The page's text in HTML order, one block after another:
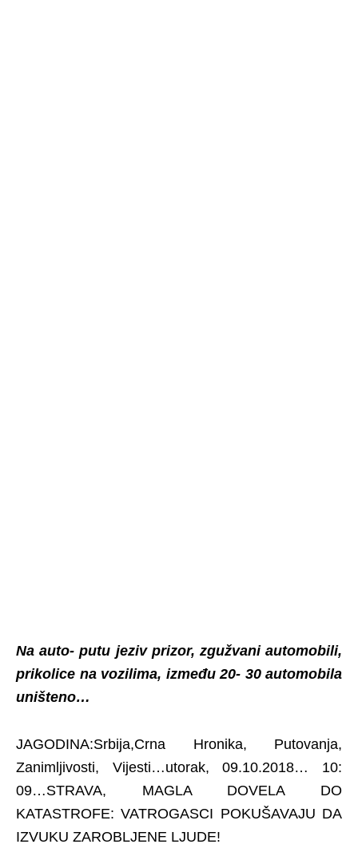
Na auto- putu jeziv prizor, zgužvani automobili,
prikolice na vozilima, između 20- 30 automobila
uništeno…
JAGODINA:Srbija,Crna Hronika, Putovanja,
Zanimljivosti, Vijesti…utorak, 09.10.2018… 10:
09…STRAVA, MAGLA DOVELA DO
KATASTROFE: VATROGASCI POKUŠAVAJU DA
IZVUKU ZAROBLJENE LJUDE!